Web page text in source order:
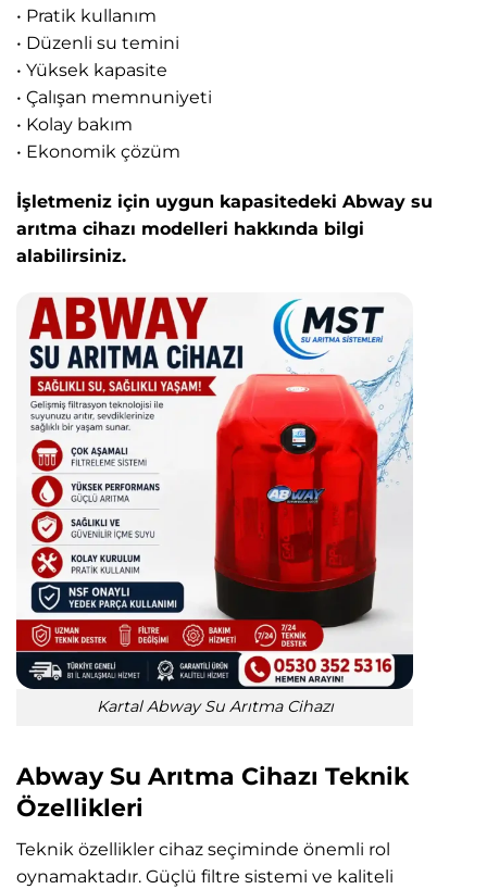
• Pratik kullanım
• Düzenli su temini
• Yüksek kapasite
• Çalışan memnuniyeti
• Kolay bakım
• Ekonomik çözüm
İşletmeniz için uygun kapasitedeki Abway su
arıtma cihazı modelleri hakkında bilgi
alabilirsiniz.
Kartal Abway Su Arıtma Cihazı
Abway Su Arıtma Cihazı Teknik
Özellikleri
Teknik özellikler cihaz seçiminde önemli rol
oynamaktadır. Güçlü filtre sistemi ve kaliteli